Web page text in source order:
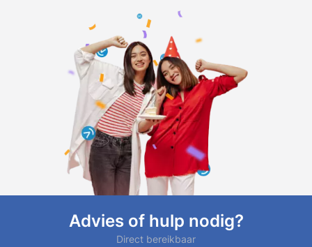
Advies of hulp nodig?
Direct bereikbaar